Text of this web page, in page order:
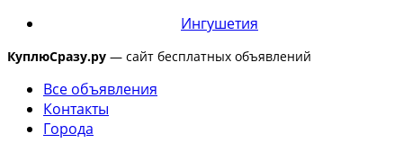
Ингушетия
КуплюСразу.ру — сайт бесплатных объявлений
Все объявления
Контакты
Города